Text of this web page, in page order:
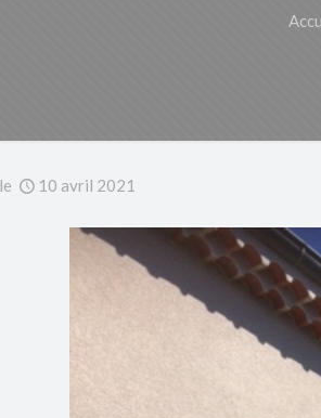
le 10 avril 2021